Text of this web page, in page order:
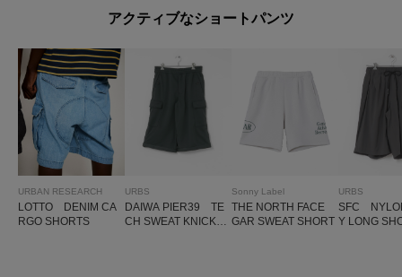
アクティブなショートパンツ
URBAN RESEARCH
LOTTO DENIM CA
RGO SHORTS
URBS
DAIWA PIER39 TE
CH SWEAT KNICKE
Sonny Label
THE NORTH FACE
GAR SWEAT SHORT
URBS
SFC
Y LONG